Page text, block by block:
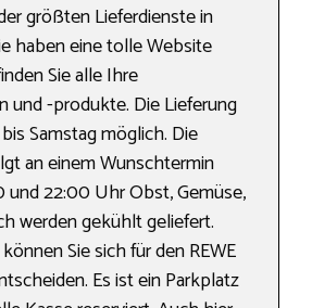
größten Lieferdienste in
haben eine tolle Website
Sie alle Ihre
und -produkte. Die Lieferung
Samstag möglich. Die
an einem Wunschtermin
22:00 Uhr Obst, Gemüse,
werden gekühlt geliefert.
Sie sich für den REWE
Es ist ein Parkplatz